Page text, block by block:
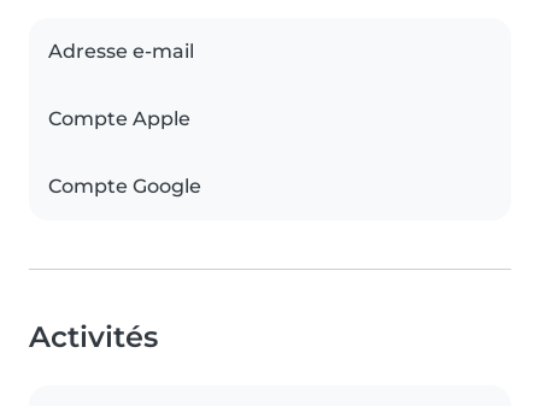
Adresse e-mail
Compte Apple
Compte Google
Activités